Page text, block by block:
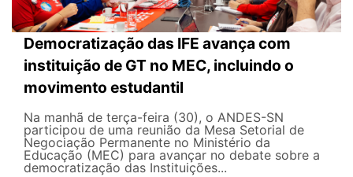
Democratização das IFE avança com
instituição de GT no MEC, incluindo o
movimento estudantil
Na manhã de terça-feira (30), o ANDES-SN
participou de uma reunião da Mesa Setorial de
Negociação Permanente no Ministério da
Educação (MEC) para avançar no debate sobre a
democratização das Instituições...